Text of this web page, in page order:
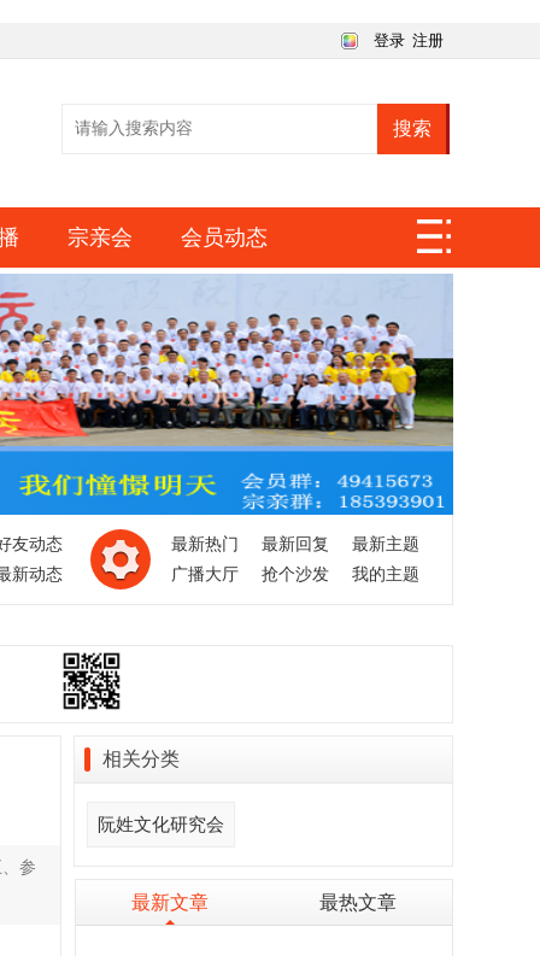
登录 注册
搜索
宗亲会 会员动态
友动态
新动态
最新热门 最新回复
最新主题
广播大厅
抢个沙发 我的主题
参
相关分类
阮姓文化研究会
最新文章 最热文章